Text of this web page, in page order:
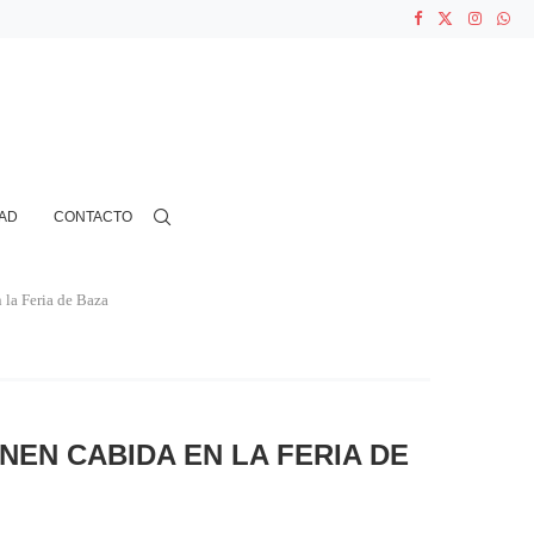
CONTACTO
Feria de Baza
CABIDA EN LA FERIA DE